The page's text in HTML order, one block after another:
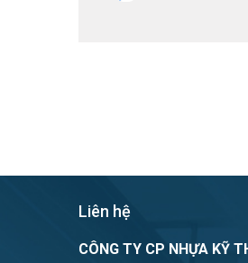
Liên hệ
CÔNG TY CP NHỰA KỸ